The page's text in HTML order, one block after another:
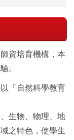
資培育機構，本
。
「自然科學教育
生物、物理、地
之特色，使學生